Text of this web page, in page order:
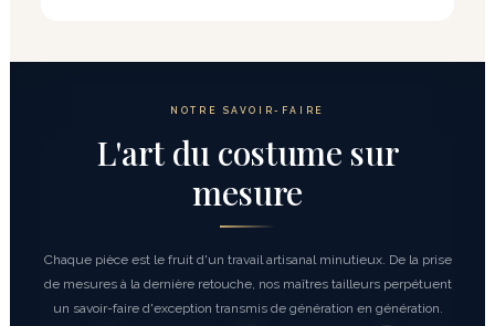
NOTRE SAVOIR-FAIRE
L'art du costume sur
mesure
Chaque pièce est le fruit d'un travail artisanal minutieux. De la prise
de mesures à la dernière retouche, nos maîtres tailleurs perpétuent
un savoir-faire d'exception transmis de génération en génération.